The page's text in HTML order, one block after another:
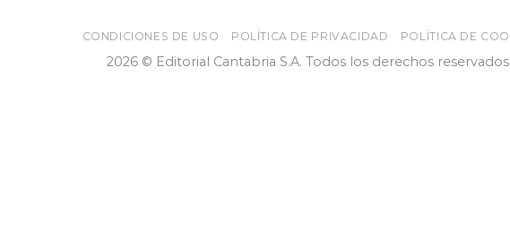
CONDICIONES DE USO POLÍTICA DE PRIVACIDAD POLÍTICA DE
2026 © Editorial Cantabria S.A. Todos los derechos